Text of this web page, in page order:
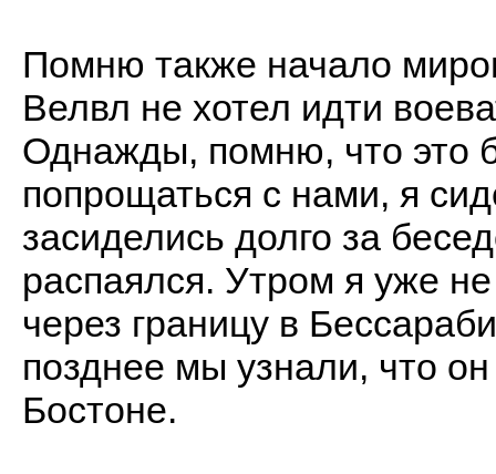
Помню также начало
Велвл не хотел идти
Однажды, помню, что это
попрощаться с нами, я
засиделись долго за
распаялся. Утром я уже
через границу в
позднее мы узнали, что
Бостоне.